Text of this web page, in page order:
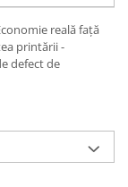
reală față
printării -
defect de